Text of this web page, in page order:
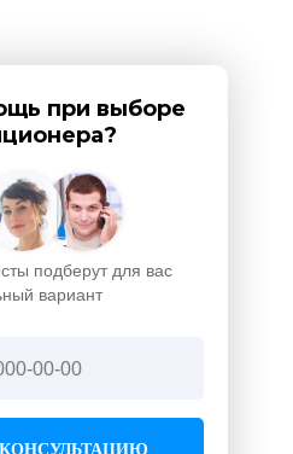
подберут для вас
вариант
при выборе